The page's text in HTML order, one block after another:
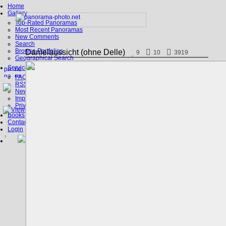
Home
Gallery
Top-Rated Panoramas
Most Recent Panoramas
New Comments
Search
Browse Portfolios
Geographical Search
Service
FAQ
RSS, Google Earth
News
Imprint
Privacy Policy
Books
Contact
Login
Danielaussicht (ohne Delle) 9 10 3919